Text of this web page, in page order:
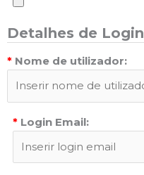
Detalhes de Login
* Nome de utilizador:
* Login Email: